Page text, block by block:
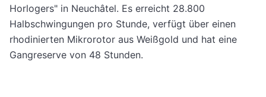
Horlogers" in Neuchâtel. Es erreicht 28.800
Halbschwingungen pro Stunde, verfügt über einen
rhodinierten Mikrorotor aus Weißgold und hat eine
Gangreserve von 48 Stunden.